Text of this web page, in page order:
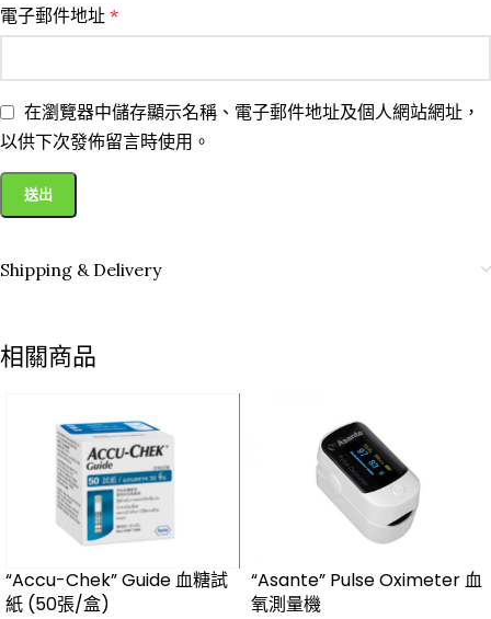
電子郵件地址 *
在瀏覽器中儲存顯示名稱、電子郵件地址及個人網站網址，
以供下次發佈留言時使用。
Shipping & Delivery
相關商品
“Accu-Chek” Guide 血糖試
紙 (50張/盒)
“Asante” Pulse Oximeter 血
氧測量機